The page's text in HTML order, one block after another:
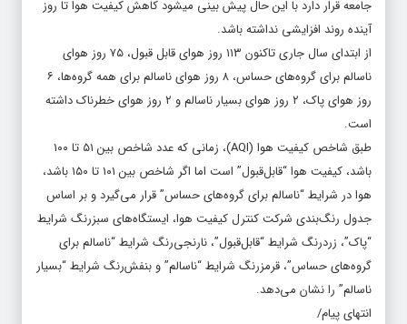
جامعه قرار دارد با این حال پیش بینی میشود کاهش کیفیت هوا تا روز
آینده روند افزایشی نداشته باشد.
از ابتدای سال جاری تاکنون ۱۱۳ روز هوای قابل قبول، ۷۵ روز هوای
ناسالم برای گروه‌های حساس، ۸ روز هوای ناسالم برای همه گروه‌ها، ۶
روز هوای پاک، ۲ روز هوای بسیار ناسالم و ۲ روز هوای خطرناک داشته
است.
طبق شاخص کیفیت هوا (AQI)، زمانی که عدد شاخص بین ۵۱ تا ۱۰۰
باشد، کیفیت هوا “قابل‌قبول” است اما اگر شاخص بین ۱۰۱ تا ۱۵۰ باشد،
هوا در شرایط “ناسالم برای گروه‌های حساس” قرار می‌گیرد و بر اساس
جدول رنگ‌بندی شرکت کنترل کیفیت هوا، ایستگاه‌های سبزرنگ شرایط
“پاک”، زردرنگ شرایط “قابل‌قبول”، نارنجی‌رنگ شرایط “ناسالم برای
گروه‌های حساس”، قرمزرنگ شرایط “ناسالم” و بنفش‌رنگ شرایط “بسیار
ناسالم” را نشان می‌دهد.
انتهای پیام/